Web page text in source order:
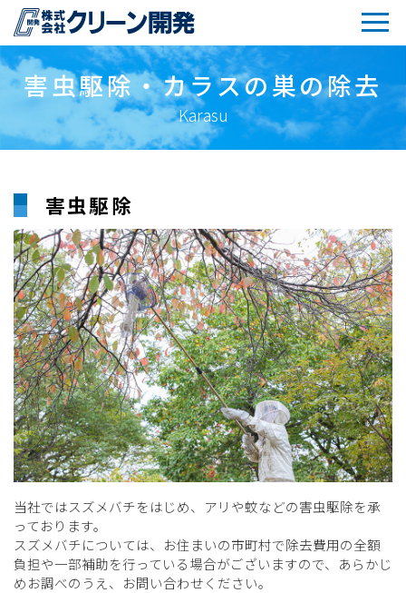
害虫駆除・カラスの巣の除去
Karasu
害虫駆除
当社ではスズメバチをはじめ、アリや蚊などの害虫駆除を承
っております。
スズメバチについては、お住まいの市町村で除去費用の全額
負担や一部補助を行っている場合がございますので、あらかじ
めお調べのうえ、お問い合わせください。